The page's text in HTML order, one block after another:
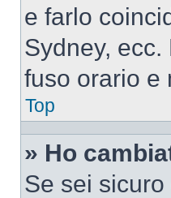
e farlo
Sydney,
fuso orario e
Top
» Ho
Se sei